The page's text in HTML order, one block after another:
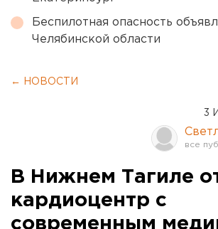
Беспилотная опасность
Челябинской области
← НОВОСТИ
3
В Нижнем Тагиле
кардиоцентр с
современным